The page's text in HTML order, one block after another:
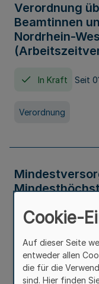
Verordnung
Beamtinnen
Nordrhein-
In Kraft Seit
Verordnung
Cookie-
Auf dieser Seite
entweder allen
die für die
sind. Hier finden